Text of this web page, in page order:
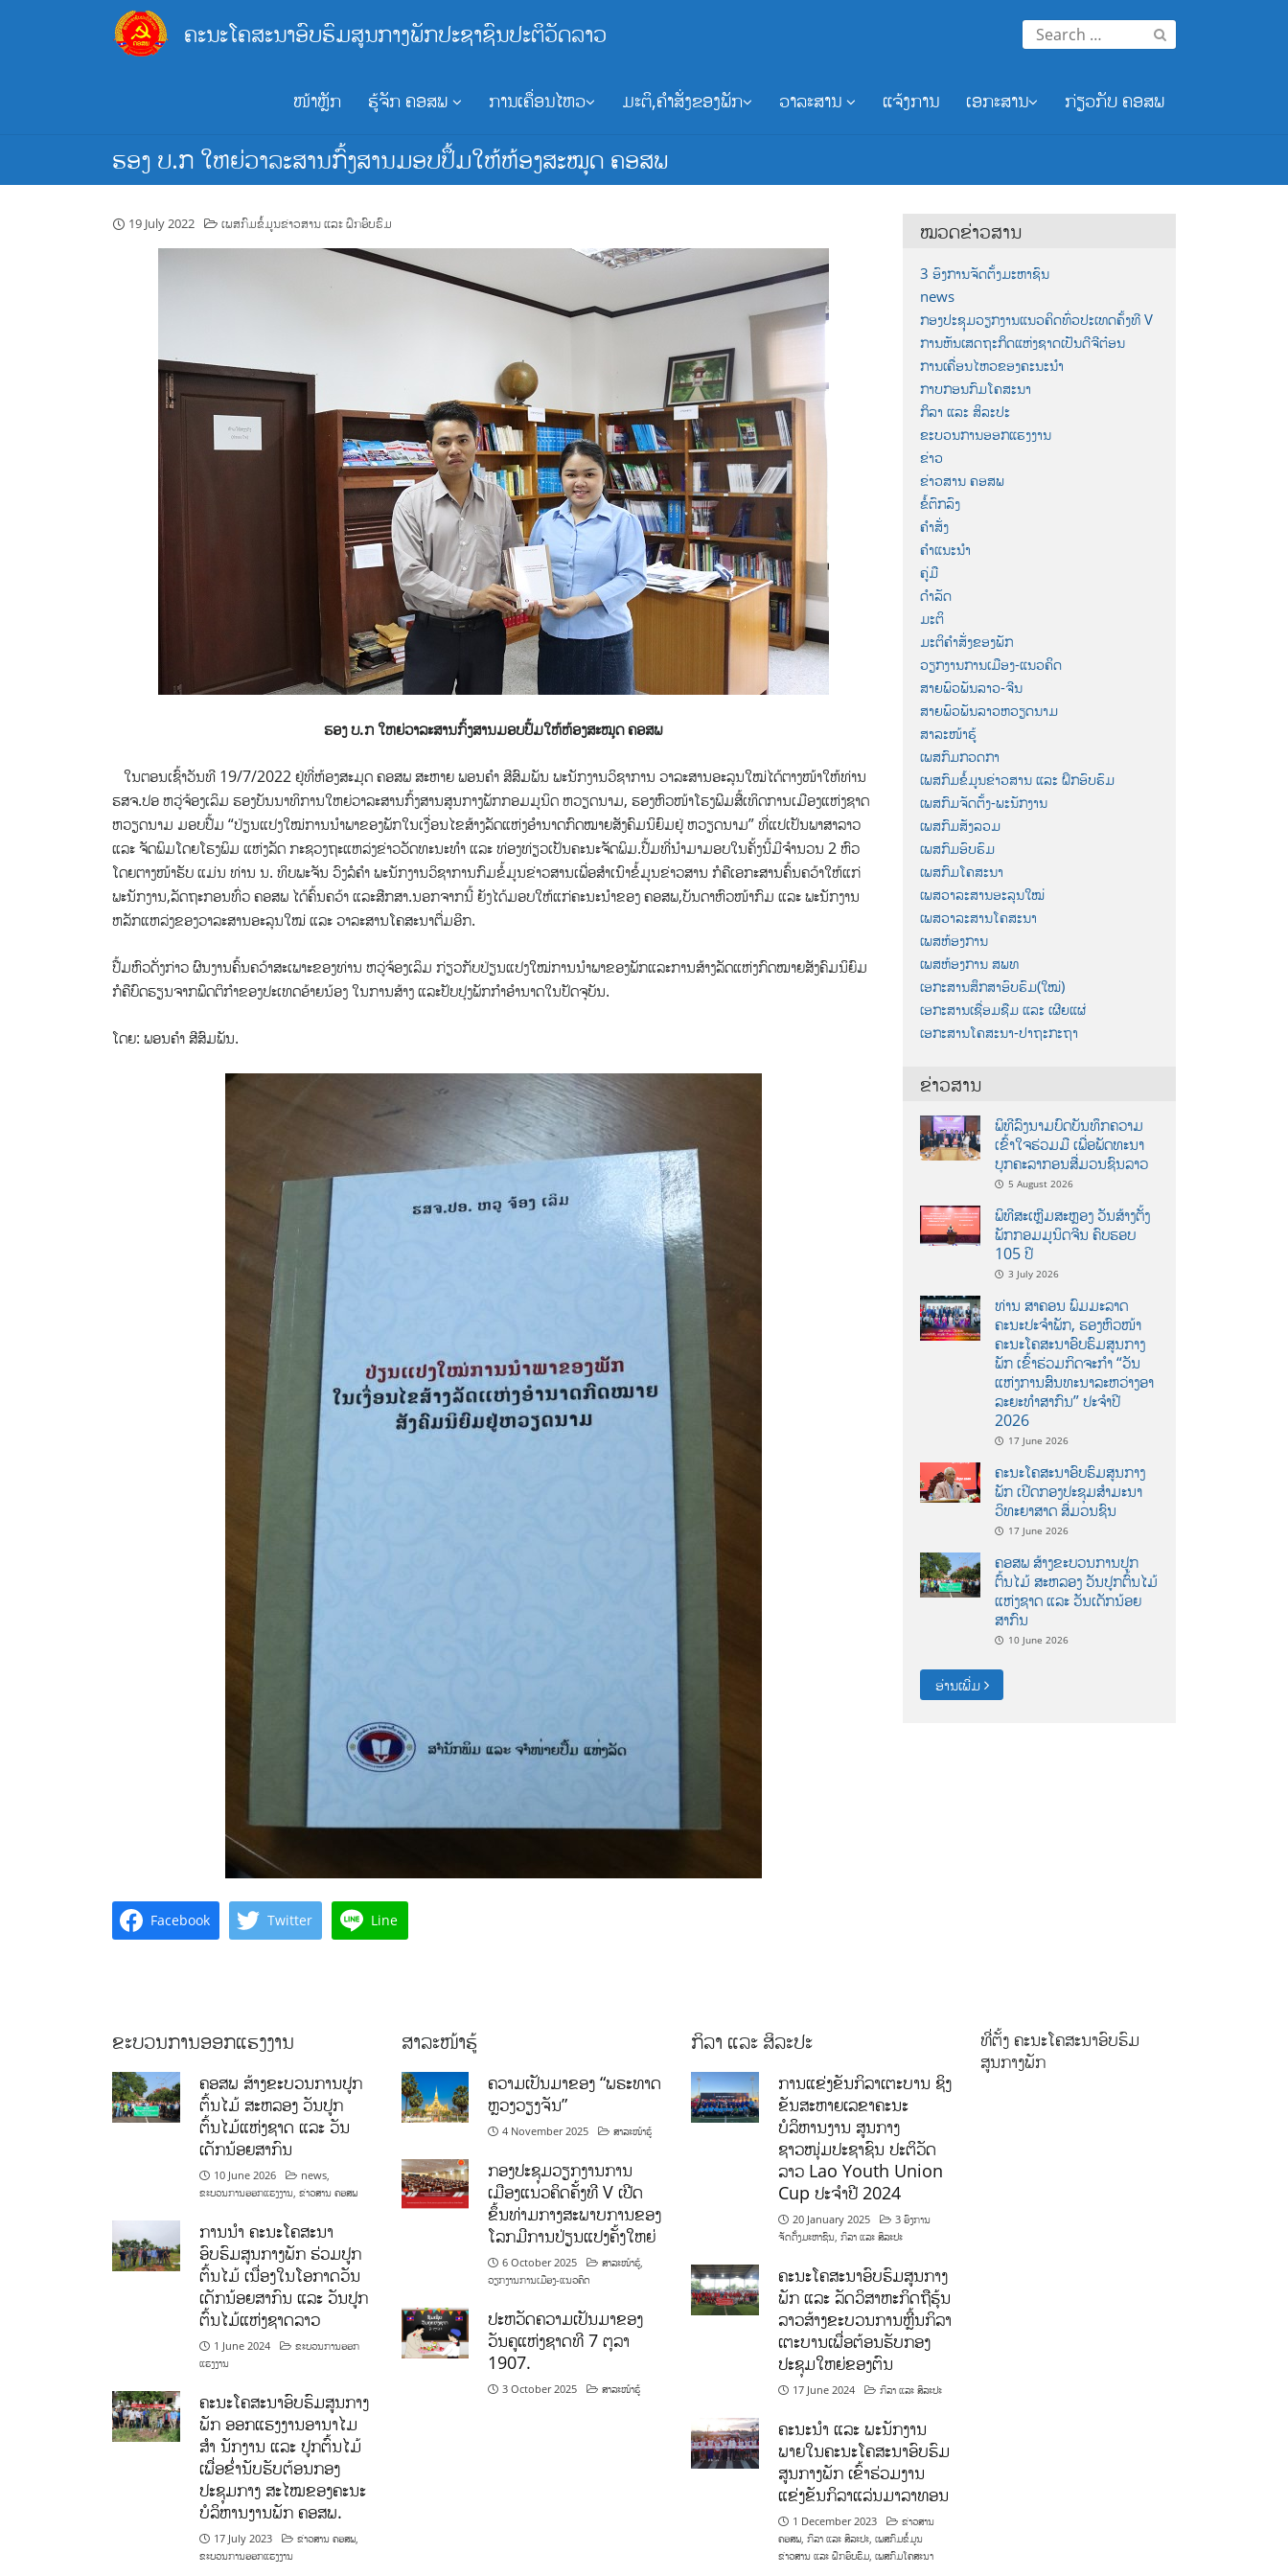
ຄະນະໂຄສະນາອົບຮົມສູນກາງພັກປະຊາຊົນປະຕິວັດລາວ
Search
for:
ໜ້າຫຼັກ ຮູ້ຈັກ ຄອສພ ການເຄື່ອນໄຫວ ມະຕິ,ຄຳສັ່ງຂອງພັກ ວາລະສານ ແຈ້ງການ ເອກະສານ ກ່ຽວກັບ ຄອສພ
ຮອງ ບ.ກ ໃຫຍ່ວາລະສານກົ້ງສານມອບປຶ້ມໃຫ້ຫ້ອງສະໝຸດ ຄອສພ
19 July 2022 ເພສກົມຂໍ້ມູນຂ່າວສານ ແລະ ຝຶກອົບຮົມ
ຮອງ ບ.ກ ໃຫຍ່ວາລະສານກົ້ງສານມອບປຶ້ມໃຫ້ຫ້ອງສະໝຸດ ຄອສພ
ໃນຕອນເຊົ້າວັນທີ 19/7/2022 ຢູ່ທີ່ຫ້ອງສະມຸດ ຄອສພ​ ສະຫາຍ​ ພອນຄຳ​ ສີສົມພັນ​ ພະນັກງານວິຊາການ ວາລະສານອະລຸນໃໝ່​ໄດ້ຕາງໜ້າໃຫ້ທ່ານ
ຮສຈ.​ປອ​ ຫວູ່ຈ້ອງເລິມ ຮອງບັນນາທິການໃຫຍ່ວາລະສານກົ້ງສານ​ສູນກາງພັກກອມມູນິດ ຫວຽດນາມ,​ ຮອງຫົວໜ້າໂຮງພີມສື້ເທິດການເມືອງແຫ່ງຊາດ​
ຫວຽດນາມ ມອບປື້ມ “ປ່ຽນແປງໃໝ່ການນຳພາຂອງພັກໃນເງື່ອນໄຂສ້າງລັດແຫ່ງອຳນາດກົດໝາຍສັງຄົມນິຍົມຢູ່ ຫວຽດນາມ” ທີ່ແປເປັນພາສາລາວ​
ແລະ​ ຈັດພິມໂດຍໂຮງພິມ ແຫ່ງລັດ ກະຊວງຖະແຫລ່ງຂ່າວວັດທະນະທຳ ແລະ ທ່ອງທ່ຽວເປັນຄະນະຈັດພິມ.​ປື້ມທີ່ນຳມາມອບໃນຄັ້ງນີ້ມີຈຳນວນ 2 ຫົວ​
ໂດຍຕາງໜ້າຮັບ ແມ່ນ ທ່ານ ນ. ທິບພະຈັນ ວົງລໍຄຳ ພະນັກງານວິຊາການກົມຂໍ້ມູນຂ່າວສານເພື່ອສຳເນົາຂໍ້ມູນຂ່າວສານ ກໍຄືເອກະສານຄົ້ນຄວ້າໃຫ້ແກ່
ພະນັກງານ,​ລັດຖະກອນທົ່ວ ຄອສພ ໄດ້ຄົ້ນຄວ້າ ແລະສືກສາ.​ນອກຈາກນີ້ ຍັງໄດ້ມອບໃຫ້ແກ່ຄະນະນຳຂອງ ຄອສພ,​ບັນດາຫົວໜ້າກົມ ແລະ​ ພະນັກງານ
ຫລັກແຫລ່ງຂອງວາລະສານອະລຸນໃໝ່ ແລະ​ ວາລະສານໂຄສະນາຕື່ມອີກ.​
ປື້ມຫົວດັ່ງກ່າວ ຜົນງານຄົ້ນຄວ້າສະເພາະຂອງທ່ານ ຫວູ່ຈ້ອງເລິມ​ ກ່ຽວກັບປ່ຽນແປງໃໝ່ການນຳພາຂອງພັກ​ແລະ​ການສ້າງລັດແຫ່ງກົດໝາຍສັງຄົມນິຍົມ
ກໍຄືບົດຮຽນຈາກພຶດຕິກຳຂອງປະເທດອ້າຍນ້ອງ ໃນ​ການສ້າງ​ ແລະ​ປັບປຸງພັກກຳອຳນາດໃນປັດຈຸບັນ.​
ໂດຍ: ພອນຄຳ ສີສົມພັນ.
Facebook Twitter Line
ໝວດຂ່າວສານ
3 ອົງການຈັດຕັ້ງມະຫາຊົນ
news
ກອງປະຊຸມວຽກງານແນວຄິດທົ່ວປະເທດຄັ້ງທີ V
ການຫັນເສດຖະກິດແຫ່ງຊາດເປັນດີຈີຕ໋ອນ
ການເຄື່ອນໄຫວຂອງຄະນະນຳ
ກາບກອນກົມໂຄສະນາ
ກິລາ ແລະ ສິລະປະ
ຂະບວນການອອກແຮງງານ
ຂ່າວ
ຂ່າວສານ ຄອສພ
ຂໍ້ຕົກລົງ
ຄຳສັ່ງ
ຄຳແນະນຳ
ຄູ່ມື
ດຳລັດ
ມະຕິ
ມະຕິຄຳສັ່ງຂອງພັກ
ວຽກງານການເມືອງ-ແນວຄິດ
ສາຍພົວພັນລາວ-ຈີນ
ສາຍພົວພັນລາວຫວຽດນາມ
ສາລະໜ້າຮູ້
ເພສກົມກວດກາ
ເພສກົມຂໍ້ມູນຂ່າວສານ ແລະ ຝຶກອົບຮົມ
ເພສກົມຈັດຕັ້ງ-ພະນັກງານ
ເພສກົມສັງລວມ
ເພສກົມອົບຮົມ
ເພສກົມໂຄສະນາ
ເພສວາລະສານອະລຸນໃໝ່
ເພສວາລະສານໂຄສະນາ
ເພສຫ້ອງການ
ເພສຫ້ອງການ ສພທ
ເອກະສານສຶກສາອົບຮົມ(ໃໝ່)
ເອກະສານເຊື່ອມຊືມ ແລະ ເຜີຍແຜ່
ເອກະສານໂຄສະນາ-ປາຖະກະຖາ
ຂ່າວສານ
ພິທີລົງນາມບົດບັນທຶກຄວາມ
ເຂົ້າໃຈຮ່ວມມື ເພື່ອພັດທະນາ
ບຸກຄະລາກອນສື່ມວນຊົນລາວ
5 August 2026
ພິທີສະເຫຼີມສະຫຼອງ ວັນສ້າງຕັ້ງ
ພັກກອມມູນິດຈີນ ຄົບຮອບ
105 ປີ
3 July 2026
ທ່ານ ສາຄອນ ພົມມະລາດ
ຄະນະປະຈໍາພັກ, ຮອງຫົວໜ້າ
ຄະນະໂຄສະນາອົບຮົມສູນກາງ
ພັກ ເຂົ້າຮ່ວມກິດຈະກຳ “ວັນ
ແຫ່ງການສົນທະນາລະຫວ່າງອາ
ລະຍະທຳສາກົນ” ປະຈຳປີ
2026
17 June 2026
ຄະນະໂຄສະນາອົບຮົມສູນກາງ
ພັກ ເປີດກອງປະຊຸມສຳມະນາ
ວິທະຍາສາດ ສຶ່ມວນຊົນ
17 June 2026
ຄອສພ ສ້າງຂະບວນການປູກ
ຕົ້ນໄມ້ ສະຫລອງ ວັນປູກຕົ້ນໄມ້
ແຫ່ງຊາດ ແລະ ວັນເດັກນ້ອຍ
ສາກົນ
10 June 2026
ອ່ານເພີ່ມ
ຂະບວນການອອກແຮງງານ
ຄອສພ ສ້າງຂະບວນການປູກ
ຕົ້ນໄມ້ ສະຫລອງ ວັນປູກ
ຕົ້ນໄມ້ແຫ່ງຊາດ ແລະ ວັນ
ເດັກນ້ອຍສາກົນ
10 June 2026 news,
ຂະບວນການອອກແຮງງານ, ຂ່າວສານ ຄອສພ
ການນໍາ ຄະນະໂຄສະນາ
ອົບຮົມສູນກາງພັກ ຮ່ວມປູກ
ຕົ້ນໄມ້ ເນື່ອງໃນໂອກາດວັນ
ເດັກນ້ອຍສາກົນ ແລະ ວັນປູກ
ຕົ້ນໄມ້ແຫ່ງຊາດລາວ
1 June 2024
ຂະບວນການອອກ
ແຮງງານ
ຄະນະໂຄສະນາອົບຮົມສູນກາງ
ພັກ ອອກແຮງງານອານາໄມ
ສໍາ ນັກງານ ແລະ ປູກຕົ້ນໄມ້
ເພື່ອຂໍ່ານັບຮັບຕ້ອນກອງ
ປະຊຸມກາງ ສະໄໝຂອງຄະນະ
ບໍລິຫານງານພັກ ຄອສພ.
17 July 2023 ຂ່າວສານ ຄອສພ,
ຂະບວນການອອກແຮງງານ
ສາລະໜ້າຮູ້
ຄວາມເປັນມາຂອງ “ພຣະທາດ
ຫຼວງວຽງຈັນ”
4 November 2025 ສາລະໜ້າຮູ້
ກອງປະຊຸມວຽກງານການ
ເມືອງແນວຄິດຄັ້ງທີ V ເປີດ
ຂຶ້ນທ່າມກາງສະພາບການຂອງ
ໂລກມີການປ່ຽນແປງຄັ້ງໃຫຍ່
6 October 2025 ສາລະໜ້າຮູ້,
ວຽກງານການເມືອງ-ແນວຄິດ
ປະຫວັດຄວາມເປັນມາຂອງ
ວັນຄູແຫ່ງຊາດທີ 7 ຕຸລາ
1907.
3 October 2025 ສາລະໜ້າຮູ້
ກິລາ ແລະ ສິລະປະ
ການແຂ່ງຂັນກິລາເຕະບານ ຊິງ
ຂັນສະຫາຍເລຂາຄະນະ
ບໍລິຫານງານ ສູນກາງ
ຊາວໜຸ່ມປະຊາຊົນ ປະຕິວັດ
ລາວ Lao Youth Union
Cup ປະຈຳປີ 2024
20 January 2025
3 ອົງການ
ຈັດຕັ້ງມະຫາຊົນ, ກິລາ ແລະ ສິລະປະ
ຄະນະໂຄສະນາອົບຮົມສູນກາງ
ພັກ ແລະ ລັດວິສາຫະກິດຖືຮຸ້ນ
ລາວສ້າງຂະບວນການຫຼີ້ນກິລາ
ເຕະບານເພື່ອຕ້ອນຮັບກອງ
ປະຊຸມໃຫຍ່ຂອງຕົນ
17 June 2024 ກິລາ ແລະ ສິລະປະ
ຄະນະນຳ ແລະ ພະນັກງານ
ພາຍໃນຄະນະໂຄສະນາອົບຮົມ
ສູນກາງພັກ ເຂົ້າຮ່ວມງານ
ແຂ່ງຂັນກິລາແລ່ນມາລາທອນ
1 December 2023
ຂ່າວສານ
ຄອສພ, ກິລາ ແລະ ສິລະປະ, ເພສກົມຂໍ້ມູນ
ຂ່າວສານ ແລະ ຝຶກອົບຮົມ, ເພສກົມໂຄສະນາ
ທີ່ຕັ້ງ ຄະນະໂຄສະນາອົບຮົມ
ສູນກາງພັກ